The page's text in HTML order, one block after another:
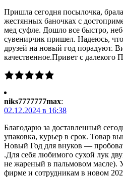
Пришла сегодня посылочка,
жестянных баночках с
мед суфле. Дошло все быстро,
сувенирчик пришел. Надеюсь,
друзей на новый год порадуют.
качественное.Привет с далекого
niks7777777max:
02.12.2024 в 16:38
Благодарю за доставленный
упаковка, курьер в срок. Товар
Новый Год для внуков —
.Для себя любимого сухой лук
не жареный в пальмовом масле).
фирме и сотрудникам в новом